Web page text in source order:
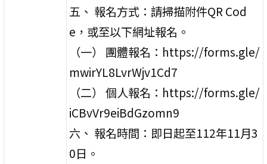
五、 報名方式：請掃描附件QR Cod
e，或至以下網址報名。
（一） 團體報名：https://forms.gle/
mwirYL8LvrWjv1Cd7
（二） 個人報名：https://forms.gle/
iCBvVr9eiBdGzomn9
六、 報名時間：即日起至112年11月3
0日。